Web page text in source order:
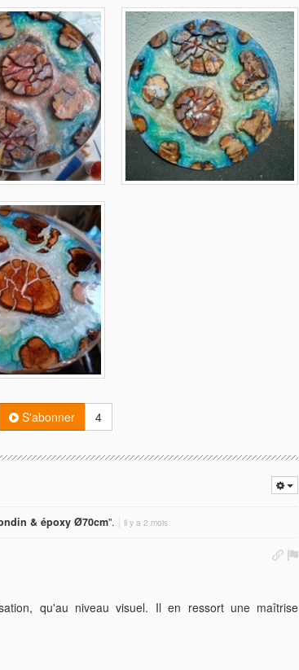
S'abonner 4
& époxy Ø70cm". il y a 2 mois
qu'au niveau visuel. Il en ressort une maîtrise